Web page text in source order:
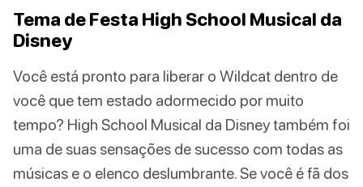
Tema de Festa High School Musical da
Disney
Você está pronto para liberar o Wildcat dentro de
você que tem estado adormecido por muito
tempo? High School Musical da Disney também foi
uma de suas sensações de sucesso com todas as
músicas e o elenco deslumbrante. Se você é fã dos